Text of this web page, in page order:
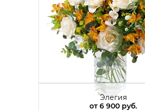
Элегия
от6 900 руб.